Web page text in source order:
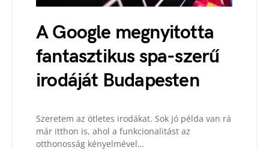
A Google megnyitotta
fantasztikus spa-szerű
irodáját Budapesten
Szeretem az ötletes irodákat. Sok jó példa van rá
már itthon is, ahol a funkcionalitást az
otthonosság kényelmével…